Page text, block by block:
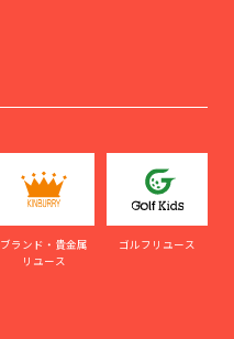
ブランド・貴金属
リユース
ゴルフリユース